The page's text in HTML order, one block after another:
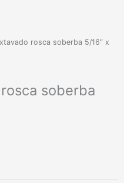
rosca soberba 5/16″ x
soberba